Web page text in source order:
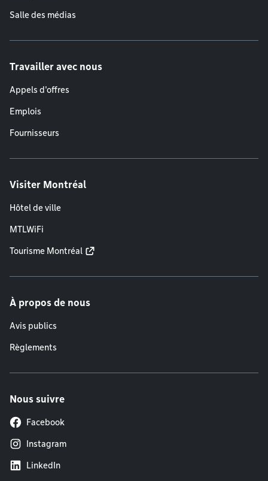
Salle des médias
Travailler avec nous
Appels d'offres
Emplois
Fournisseurs
Visiter Montréal
Hôtel de ville
MTLWiFi
Tourisme Montréal
À propos de nous
Avis publics
Règlements
Nous suivre
Facebook
Instagram
LinkedIn